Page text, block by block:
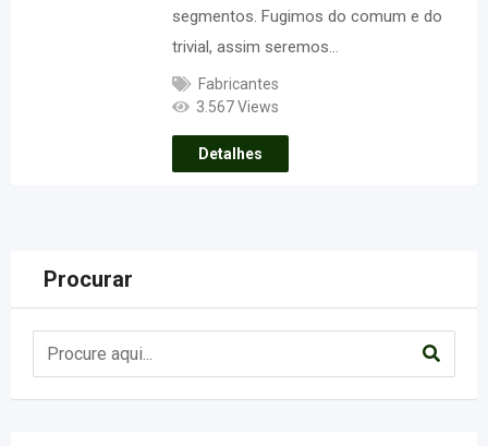
segmentos. Fugimos do comum e do
trivial, assim seremos…
Fabricantes
3.567 Views
Detalhes
Procurar